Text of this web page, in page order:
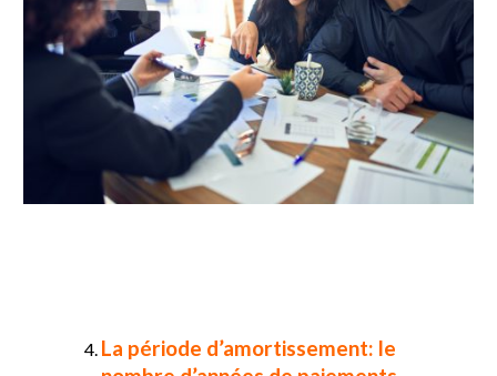
La période d’amortissement: le